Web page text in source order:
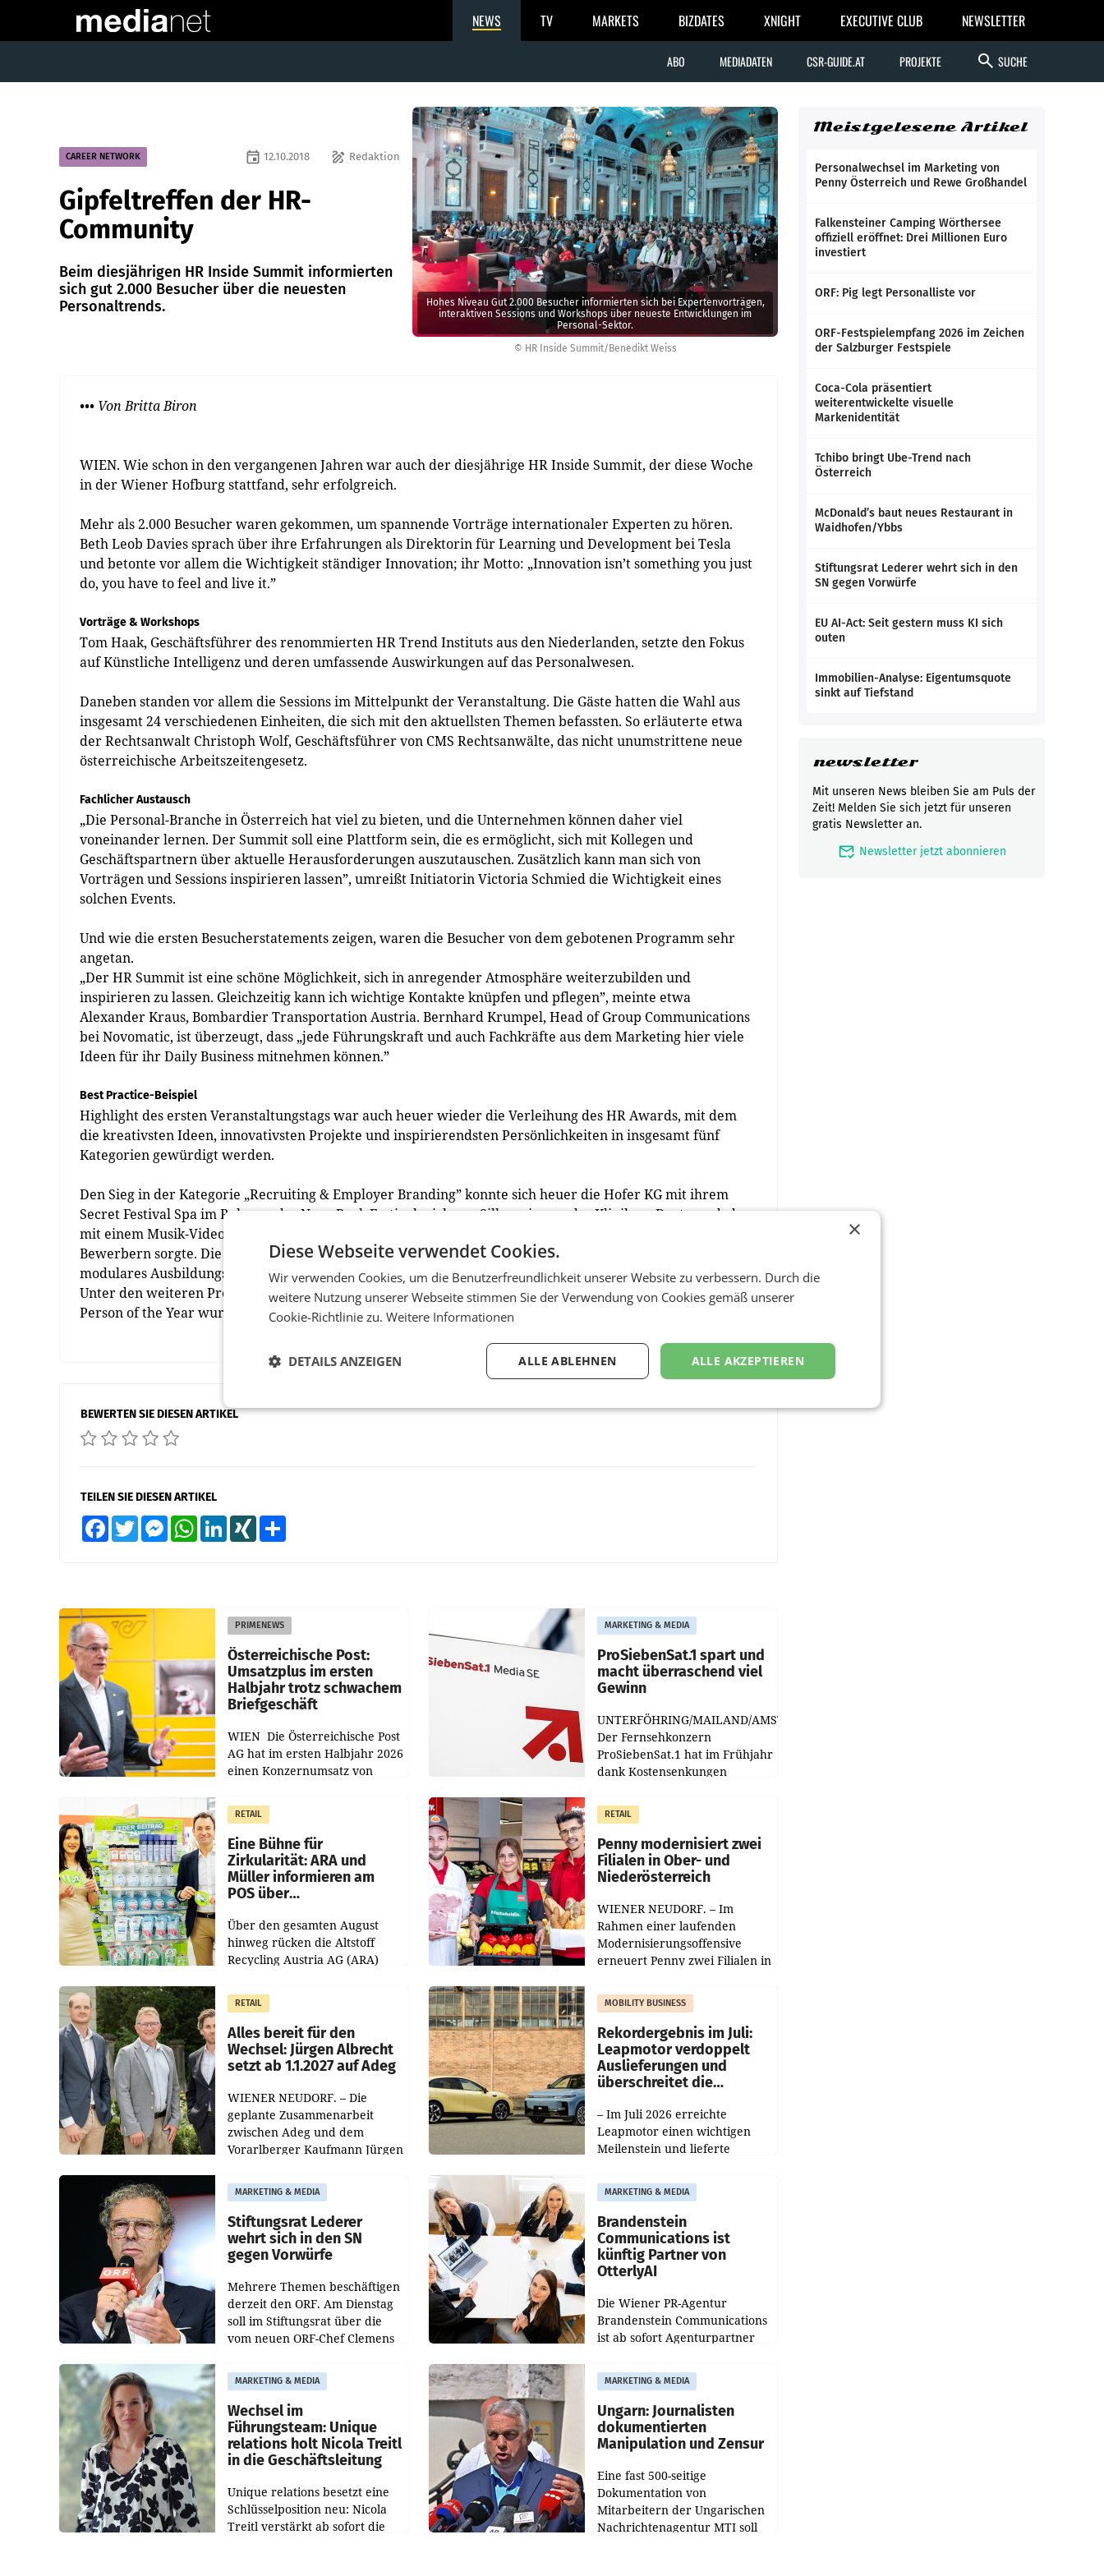
NEWS TV MARKETS BIZDATES XNIGHT EXECUTIVE CLUB NEWSLETTER
ABO MEDIADATEN CSR-GUIDE.AT PROJEKTE search SUCHE
© HR Inside Summit/Benedikt Weiss
Hohes Niveau Gut 2.000 Besucher informierten sich bei Expertenvorträgen,
interaktiven Sessions und Workshops über neueste Entwicklungen im
Personal-Sektor.
CAREER NETWORK draw Redaktion
event 12.10.2018
Gipfeltreffen der HR-
Community
Beim diesjährigen HR Inside Summit informierten
sich gut 2.000 Besucher über die neuesten
Personaltrends.
••• Von Britta Biron
WIEN. Wie schon in den vergangenen Jahren war auch der diesjährige HR Inside Summit, der diese Woche
in der Wiener Hofburg stattfand, sehr erfolgreich.
Mehr als 2.000 Besucher waren gekommen, um spannende Vorträge internationaler Experten zu hören.
Beth Leob Davies sprach über ihre Erfahrungen als Direktorin für Learning und Development bei Tesla
und betonte vor allem die Wichtigkeit ständiger Innovation; ihr Motto: „Innovation isn’t something you just
do, you have to feel and live it.”
Vorträge & Workshops
Tom Haak, Geschäftsführer des renommierten HR Trend Instituts aus den Niederlanden, setzte den Fokus
auf Künstliche Intelligenz und deren umfassende Auswirkungen auf das Personalwesen.
Daneben standen vor allem die Sessions im Mittelpunkt der Veranstaltung. Die Gäste hatten die Wahl aus
insgesamt 24 verschiedenen Einheiten, die sich mit den aktuellsten Themen befassten. So erläuterte etwa
der Rechtsanwalt Christoph Wolf, Geschäftsführer von CMS Rechtsanwälte, das nicht unumstrittene neue
österreichische Arbeitszeitengesetz.
Fachlicher Austausch
„Die Personal-Branche in Österreich hat viel zu bieten, und die Unternehmen können daher viel
voneinander lernen. Der Summit soll eine Plattform sein, die es ermöglicht, sich mit Kollegen und
Geschäftspartnern über aktuelle Herausforderungen auszutauschen. Zusätzlich kann man sich von
Vorträgen und Sessions inspirieren lassen”, umreißt Initiatorin Victoria Schmied die Wichtigkeit eines
solchen Events.
Und wie die ersten Besucherstatements zeigen, waren die Besucher von dem gebotenen Programm sehr
angetan.
„Der HR Summit ist eine schöne Möglichkeit, sich in anregender Atmosphäre weiterzubilden und
inspirieren zu lassen. Gleichzeitig kann ich wichtige Kontakte knüpfen und pflegen”, meinte etwa
Alexander Kraus, Bombardier Transportation Austria. Bernhard Krumpel, Head of Group Communications
bei Novomatic, ist überzeugt, dass „jede Führungskraft und auch Fachkräfte aus dem Marketing hier viele
Ideen für ihr Daily Business mitnehmen können.”
Best Practice-Beispiel
Highlight des ersten Veranstaltungstags war auch heuer wieder die Verleihung des HR Awards, mit dem
die kreativsten Ideen, innovativsten Projekte und inspirierendsten Persönlichkeiten in insgesamt fünf
Kategorien gewürdigt werden.
Den Sieg in der Kategorie „Recruiting & Employer Branding” konnte sich heuer die Hofer KG mit ihrem
Secret Festival Spa im Rahmen des Nova Rock Festivals sichern. Silber ging an das Klinikum Dortmund, das
mit einem Musik-Video auf YouTube für viel mediales Aufsehen und großes Interesse bei potenziellen
Bewerbern sorgte. Die Auszeichnung in Bronze ging an die Felbermayr Holding, die ein kostenloses,
modulares Ausbildungsprogramm für Mobilkranfahrer entwickelt hat.
Unter den weiteren Preisträgern sind Merck, SeneCura, Wien Energie und die Winterssteiger AG. Zur HR
Person of the Year wurde Sabine Bothe, Chief Human Recources Officer von T-Mobile Austria gekürt.
BEWERTEN SIE DIESEN ARTIKEL
TEILEN SIE DIESEN ARTIKEL
FacebookTwitter MessengerWhatsAppLinkedInXING
PRIMENEWS
Österreichische Post:
Umsatzplus im ersten
Halbjahr trotz schwachem
Briefgeschäft
WIEN Die Österreichische Post
AG hat im ersten Halbjahr 2026
einen Konzernumsatz von
erwirtschaftet, was einem Plus
von 3,8 Prozent gegenüber
dem Vergleichszeitraum
MARKETING & MEDIA
ProSiebenSat.1 spart und
macht überraschend viel
Gewinn
UNTERFÖHRING/MAILAND/AMSTERDAM.
Der Fernsehkonzern
ProSiebenSat.1 hat im Frühjahr
dank Kostensenkungen
gemacht und die
Markterwartung deutlich
übertroffen.
RETAIL
Eine Bühne für
Zirkularität: ARA und
Müller informieren am
POS über
Über den gesamten August
hinweg rücken die Altstoff
Recycling Austria AG (ARA)
Müller die Initiative „Kreislauf-
Helden“ in allen
österreichischen Müller-Filialen
RETAIL
Penny modernisiert zwei
Filialen in Ober- und
Niederösterreich
WIENER NEUDORF. – Im
Rahmen einer laufenden
Modernisierungsoffensive
erneuert Penny zwei Filialen in
Die beiden Standorte liegen in
Haag sowie im rund
RETAIL
Alles bereit für den
Wechsel: Jürgen Albrecht
setzt ab 1.1.2027 auf Adeg
WIENER NEUDORF. – Die
geplante Zusammenarbeit
zwischen Adeg und dem
Vorarlberger Kaufmann Jürgen
freigegeben: Die
Bundeswettbewerbsbehörde
und der Bundeskartellanwalt
MOBILITY BUSINESS
Rekordergebnis im Juli:
Leapmotor verdoppelt
Auslieferungen und
überschreitet die
– Im Juli 2026 erreichte
Leapmotor einen wichtigen
Meilenstein und lieferte
aus, womit sich das Ergebnis
gegenüber Juli 2025 mehr als
verdoppelte (+102
MARKETING & MEDIA
Stiftungsrat Lederer
wehrt sich in den SN
gegen Vorwürfe
Mehrere Themen beschäftigen
derzeit den ORF. Am Dienstag
soll im Stiftungsrat über die
vom neuen ORF-Chef Clemens
Besetzungen für die
Direktionen abgestimmt
werden.
MARKETING & MEDIA
Brandenstein
Communications ist
künftig Partner von
OtterlyAI
Die Wiener PR-Agentur
Brandenstein Communications
ist ab sofort Agenturpartner
Optimierungsplattform
OtterlyAI. Damit baut die
Agentur ihr Leistungsportfolio
MARKETING & MEDIA
Wechsel im
Führungsteam: Unique
relations holt Nicola Treitl
in die Geschäftsleitung
Unique relations besetzt eine
Schlüsselposition neu: Nicola
Treitl verstärkt ab sofort die
MARKETING & MEDIA
Ungarn: Journalisten
dokumentierten
Manipulation und Zensur
Eine fast 500-seitige
Dokumentation von
Mitarbeitern der Ungarischen
Nachrichtenagentur MTI soll
Meistgelesene Artikel
Personalwechsel im Marketing von
Penny Österreich und Rewe Großhandel
Falkensteiner Camping Wörthersee
offiziell eröffnet: Drei Millionen Euro
investiert
ORF: Pig legt Personalliste vor
ORF-Festspielempfang 2026 im Zeichen
der Salzburger Festspiele
Coca-Cola präsentiert
weiterentwickelte visuelle
Markenidentität
Tchibo bringt Ube-Trend nach
Österreich
McDonald’s baut neues Restaurant in
Waidhofen/Ybbs
Stiftungsrat Lederer wehrt sich in den
SN gegen Vorwürfe
EU AI-Act: Seit gestern muss KI sich
outen
Immobilien-Analyse: Eigentumsquote
sinkt auf Tiefstand
newsletter
Mit unseren News bleiben Sie am Puls der
Zeit! Melden Sie sich jetzt für unseren
gratis Newsletter an.
mark_email_read Newsletter jetzt abonnieren
×
Diese Webseite verwendet Cookies.
Wir verwenden Cookies, um die Benutzerfreundlichkeit unserer Website zu verbessern. Durch die
weitere Nutzung unserer Webseite stimmen Sie der Verwendung von Cookies gemäß unserer
Cookie-Richtlinie zu. Weitere Informationen
ALLE AKZEPTIEREN
ALLE ABLEHNEN
DETAILS ANZEIGEN